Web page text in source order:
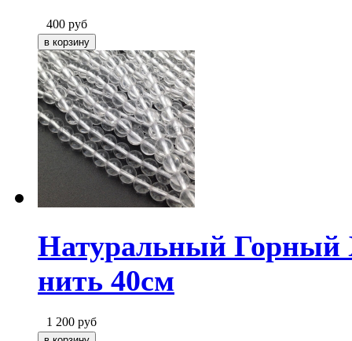
400 руб
Натуральный Горный
нить 40см
1 200 руб